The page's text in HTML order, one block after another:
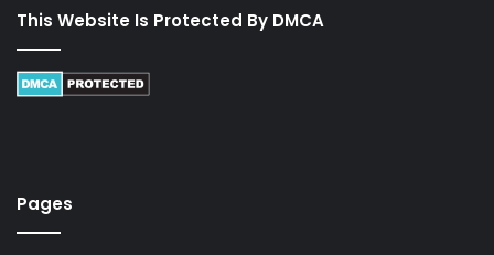
This Website Is Protected By DMCA
Pages